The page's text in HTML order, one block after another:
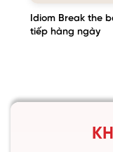
Idiom Break the
tiếp hàng ngày